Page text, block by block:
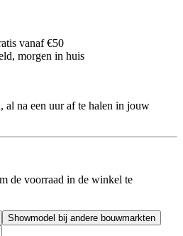
vanaf €50
morgen in huis
al na een uur af te halen in jouw
de voorraad in de winkel te
Showmodel bij andere bouwmarkten